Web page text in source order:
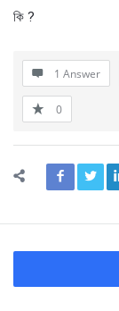
কি ?
1 Answer
0